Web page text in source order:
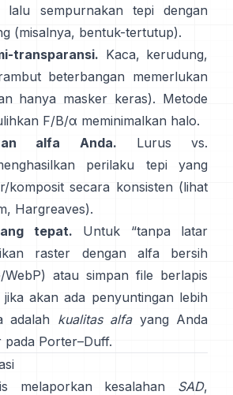
lalu sempurnakan tepi dengan
(misalnya, bentuk-tertutup).
transparansi. Kaca, kerudung,
beterbangan memerlukan
hanya masker keras). Metode
F/B/α meminimalkan halo.
alfa Anda.
Lurus vs.
perilaku tepi yang
komposit secara konsisten (lihat
, Hargreaves).
tepat. Untuk “tanpa latar
raster dengan alfa bersih
WebP) atau simpan file berlapis
akan ada penyuntingan lebih
adalah kualitas alfayang Anda
Porter–Duff.
melaporkan kesalahan SAD,